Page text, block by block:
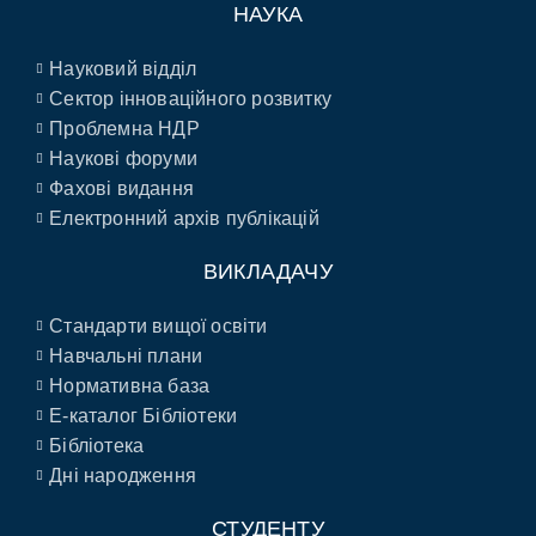
НАУКА
Науковий відділ
Сектор інноваційного розвитку
Проблемна НДР
Наукові форуми
Фахові видання
Електронний архів публікацій
ВИКЛАДАЧУ
Стандарти вищої освіти
Навчальні плани
Нормативна база
E-каталог Бібліотеки
Бібліотека
Дні народження
СТУДЕНТУ